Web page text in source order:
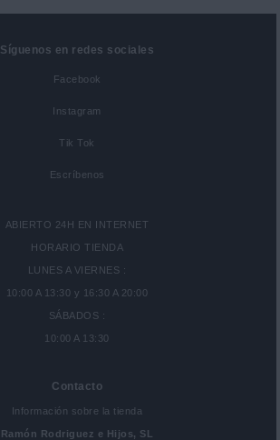
Síguenos en redes sociales
Facebook
Instagram
Tik Tok
Escríbenos
ABIERTO 24H EN INTERNET
HORARIO TIENDA
LUNES A VIERNES :
10:00 A 13:30 y 16:30 A 20:00
SÁBADOS :
10:00 A 13:30
Contacto
Información sobre la tienda
Ramón Rodriguez e Hijos, SL